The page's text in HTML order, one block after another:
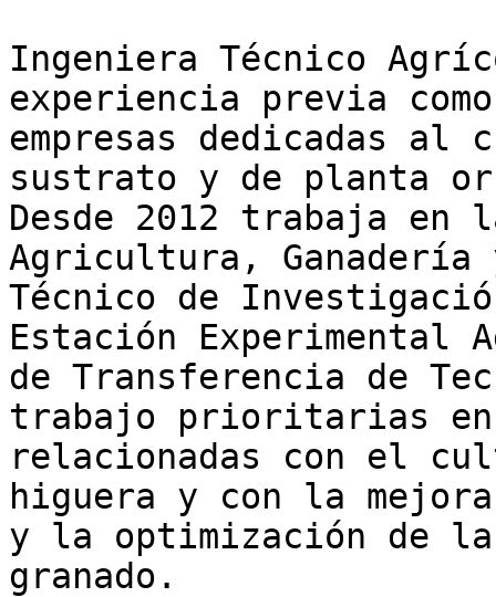
Ingeniera Técnico
experiencia previa
empresas dedicadas
sustrato y de planta
Desde 2012 trabaja en
Agricultura, Ganadería
Técnico de
Estación Experimental
de Transferencia de
trabajo prioritarias
relacionadas con el
higuera y con la
y la optimización de
granado.